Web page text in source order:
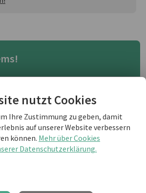
nutzt Cookies
Ihre Zustimmung zu geben, damit
auf unserer Website verbessern
können. Mehr über Cookies
Datenschutzerklärung.
bei der Arbeit? Wussten Sie wie
es im Englischen gibt, um über
Wir haben einige Synonyme
business english Kunde